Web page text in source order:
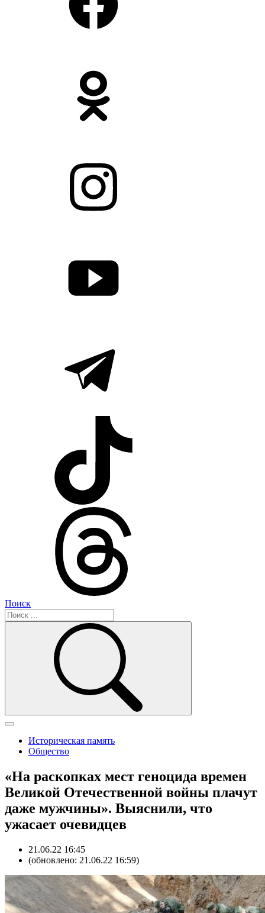
Поиск
Историческая память
Общество
«На раскопках мест геноцида времен
Великой Отечественной войны плачут
даже мужчины». Выяснили, что
ужасает очевидцев
21.06.22 16:45
(обновлено: 21.06.22 16:59)